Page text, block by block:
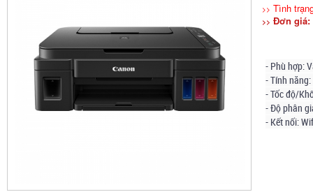
>> Tình
>> Đơn giá:
- Phù hợp:
- Tính năng:
- Tốc độ/
- Độ phân
- Kết nối: